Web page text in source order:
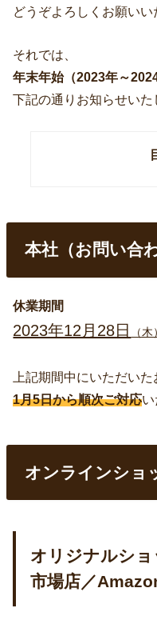
どうぞよろしくお願いい
それでは、
年末年始（2023年～
下記の通りお知らせいた
本社（お問い合
休業期間
2023年12月28日 （
上記期間中にいただい
1月5日から順次ご対応い
オンラインショ
オリジナルシ
市場店／